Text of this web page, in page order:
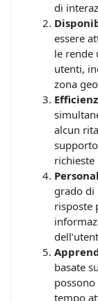
di
essere
le rende
utenti,
zona
alcun
grado di
risposte
basate
tempo